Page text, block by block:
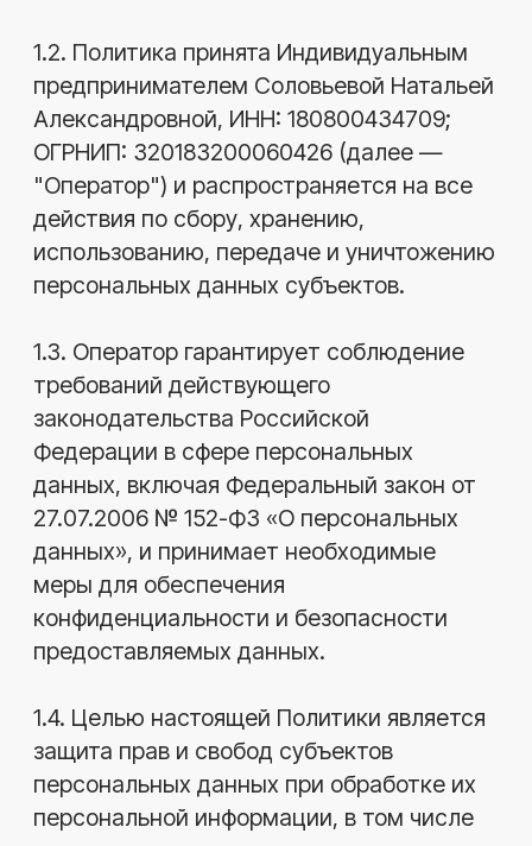
требований действующего
законодательства Российской
Федерации в сфере персональных
данных, включая Федеральный закон от
27.07.2006 № 152-ФЗ «О персональных
данных», и принимает необходимые
меры для обеспечения
конфиденциальности и безопасности
предоставляемых данных.
1.4. Целью настоящей Политики является
персональных данных при обработке их
персональной информации, в том числе
защита прав на неприкосновенность
частной жизни, личную и семейную
тайну.
1.5. Политика опубликована в свободном
доступе и применяется ко всем
пользователям сайта, а также к иным
лицам, предоставляющим свои
персональные данные Оператору.
2.Термины и определения
физическое лицо, чьи персональные
данные обрабатываются.
2.2. «Персональные данные» — любая
информация, относящаяся к прямо или
косвенно определенному физическому